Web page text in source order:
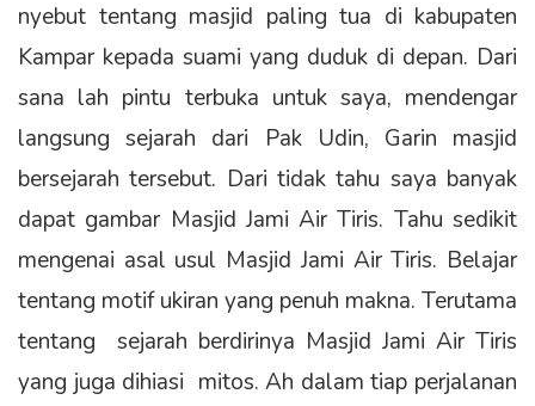
nyebut tentang masjid paling tua di kabupaten
Kampar kepada suami yang duduk di depan. Dari
sana lah pintu terbuka untuk saya, mendengar
langsung sejarah dari Pak Udin, Garin masjid
bersejarah tersebut. Dari tidak tahu saya banyak
dapat gambar Masjid Jami Air Tiris. Tahu sedikit
mengenai asal usul Masjid Jami Air Tiris. Belajar
tentang motif ukiran yang penuh makna. Terutama
tentang sejarah berdirinya Masjid Jami Air Tiris
yang juga dihiasi mitos. Ah dalam tiap perjalanan